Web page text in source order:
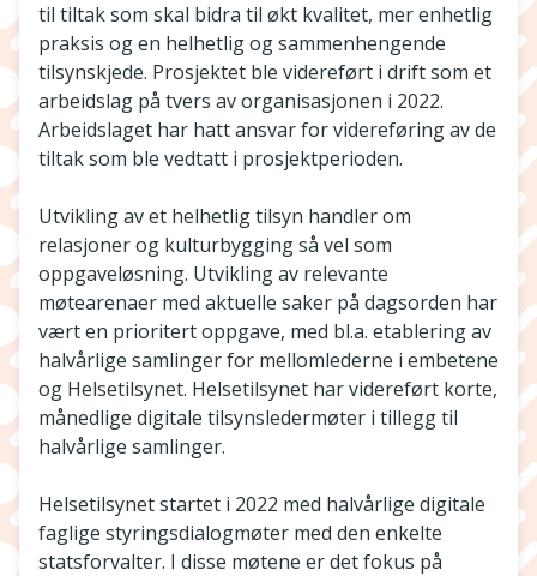
til tiltak som skal bidra til økt kvalitet, mer enhetlig
praksis og en helhetlig og sammenhengende
tilsynskjede. Prosjektet ble videreført i drift som et
arbeidslag på tvers av organisasjonen i 2022.
Arbeidslaget har hatt ansvar for videreføring av de
tiltak som ble vedtatt i prosjektperioden.
Utvikling av et helhetlig tilsyn handler om
relasjoner og kulturbygging så vel som
oppgaveløsning. Utvikling av relevante
møtearenaer med aktuelle saker på dagsorden har
vært en prioritert oppgave, med bl.a. etablering av
halvårlige samlinger for mellomlederne i embetene
og Helsetilsynet. Helsetilsynet har videreført korte,
månedlige digitale tilsynsledermøter i tillegg til
halvårlige samlinger.
Helsetilsynet startet i 2022 med halvårlige digitale
faglige styringsdialogmøter med den enkelte
statsforvalter. I disse møtene er det fokus på